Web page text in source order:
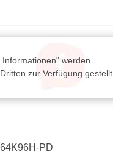
werden
zur Verfügung gestellt
PD